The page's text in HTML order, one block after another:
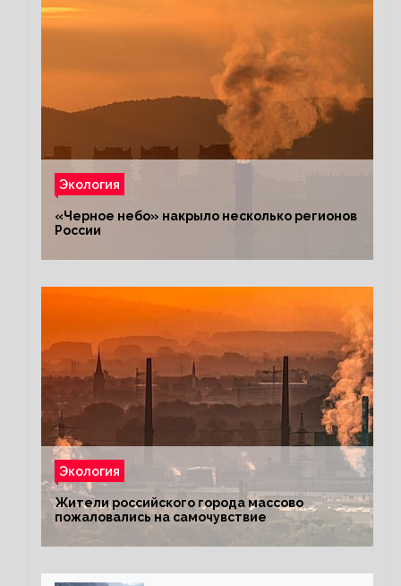
Экология
«Черное небо» накрыло несколько регионов
России
Экология
Жители российского города массово
пожаловались на самочувствие